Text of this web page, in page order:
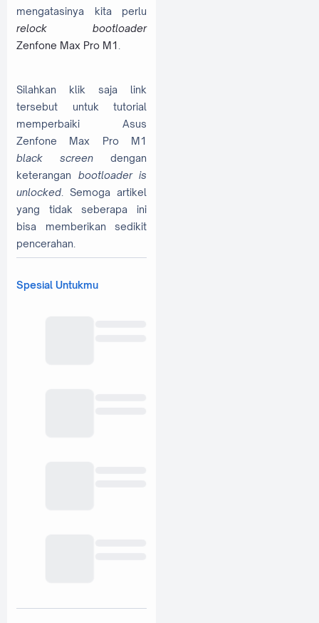
mengatasinya kita perlu
relock bootloader
Zenfone Max Pro M1
Silahkan klik saja link
tersebut untuk tutorial
memperbaiki Asus
Zenfone Max Pro M1
black screen dengan
keterangan bootloader is
unlocked . Semoga artikel
yang tidak seberapa ini
bisa memberikan sedikit
pencerahan.
Spesial Untukmu